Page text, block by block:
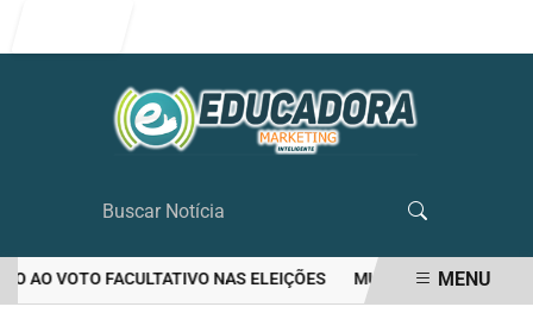
VOTO FACULTATIVO NAS ELEIÇÕES MULHER MATA OMENU